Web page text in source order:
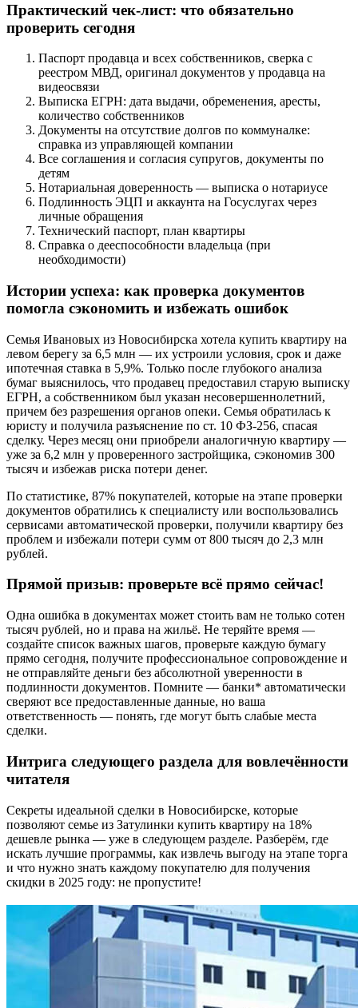
Практический чек-лист: что обязательно
проверить сегодня
Паспорт продавца и всех собственников, сверка с
реестром МВД, оригинал документов у продавца на
видеосвязи
Выписка ЕГРН: дата выдачи, обременения, аресты,
количество собственников
Документы на отсутствие долгов по коммуналке:
справка из управляющей компании
Все соглашения и согласия супругов, документы по
детям
Нотариальная доверенность — выписка о нотариусе
Подлинность ЭЦП и аккаунта на Госуслугах через
личные обращения
Технический паспорт, план квартиры
Справка о дееспособности владельца (при
необходимости)
Истории успеха: как проверка документов
помогла сэкономить и избежать ошибок
Семья Ивановых из Новосибирска хотела купить квартиру на
левом берегу за 6,5 млн — их устроили условия, срок и даже
ипотечная ставка в 5,9%. Только после глубокого анализа
бумаг выяснилось, что продавец предоставил старую выписку
ЕГРН, а собственником был указан несовершеннолетний,
причем без разрешения органов опеки. Семья обратилась к
юристу и получила разъяснение по ст. 10 ФЗ-256, спасая
сделку. Через месяц они приобрели аналогичную квартиру —
уже за 6,2 млн у проверенного застройщика, сэкономив 300
тысяч и избежав риска потери денег.
По статистике, 87% покупателей, которые на этапе проверки
документов обратились к специалисту или воспользовались
сервисами автоматической проверки, получили квартиру без
проблем и избежали потери сумм от 800 тысяч до 2,3 млн
рублей.
Прямой призыв: проверьте всё прямо сейчас!
Одна ошибка в документах может стоить вам не только сотен
тысяч рублей, но и права на жильё. Не теряйте время —
создайте список важных шагов, проверьте каждую бумагу
прямо сегодня, получите профессиональное сопровождение и
не отправляйте деньги без абсолютной уверенности в
подлинности документов. Помните — банки* автоматически
сверяют все предоставленные данные, но ваша
ответственность — понять, где могут быть слабые места
сделки.
Интрига следующего раздела для вовлечённости
читателя
Секреты идеальной сделки в Новосибирске, которые
позволяют семье из Затулинки купить квартиру на 18%
дешевле рынка — уже в следующем разделе. Разберём, где
искать лучшие программы, как извлечь выгоду на этапе торга
и что нужно знать каждому покупателю для получения
скидки в 2025 году: не пропустите!